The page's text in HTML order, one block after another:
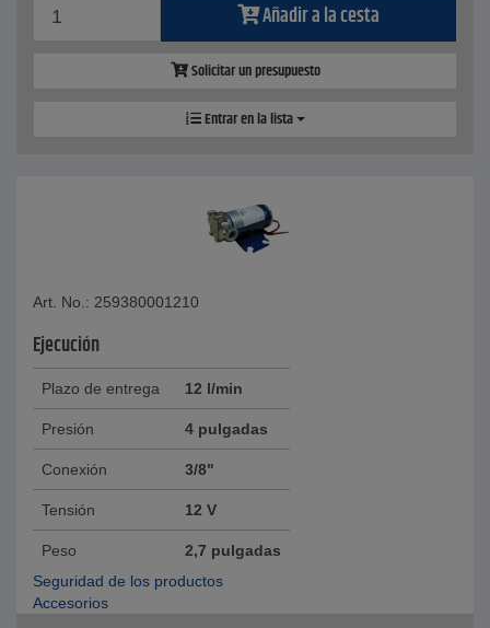
Añadir a la cesta
Solicitar un presupuesto
Entrar en la lista
Art. No.: 259380001210
Ejecución
Plazo de entrega 12 l/min
Presión 4 pulgadas
Conexión 3/8"
Tensión 12 V
Peso
2,7 pulgadas
Seguridad de los productos
Accesorios